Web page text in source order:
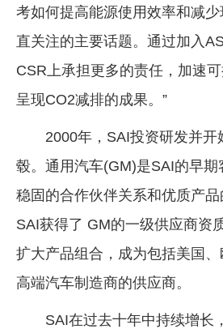
考如何提高能源使用效率和减
直关注的主要话题。通过加入
CSR上承担更多的责任，加速
呈现CO2减排的成果。”
2000年，SAI投资研发并开
毂。通用汽车(GM)是SAI的早期
稳固的合作伙伴关系和优质产品
SAI获得了 GM的一级供应商资
扩大产品组合，成为包括美国
高端汽车制造商的供应商。
SAI在过去十年中持续增长